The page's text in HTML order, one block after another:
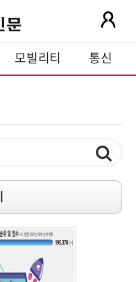
모빌리티 통신